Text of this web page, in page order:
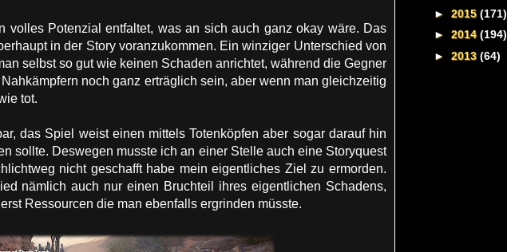
volles Potenzial entfaltet, was an sich auch ganz okay wäre. Das
in der Story voranzukommen. Ein winziger Unterschied von
selbst so gut wie keinen Schaden anrichtet, während die Gegner
noch ganz erträglich sein, aber wenn man gleichzeitig
tot.
das Spiel weist einen mittels Totenköpfen aber sogar darauf hin
sollte. Deswegen musste ich an einer Stelle auch eine Storyquest
nicht geschafft habe mein eigentliches Ziel zu ermorden.
nämlich auch nur einen Bruchteil ihres eigentlichen Schadens,
Ressourcen die man ebenfalls ergrinden müsste.
► 2015(171)
► 2014(194)
► 2013(64)